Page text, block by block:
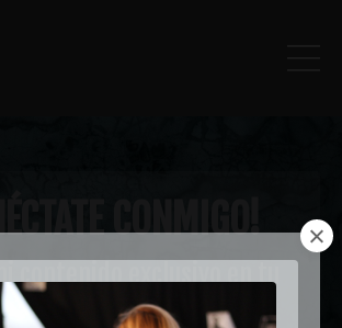
CONMIGO!
contenido exclusivo en tu
Inbox